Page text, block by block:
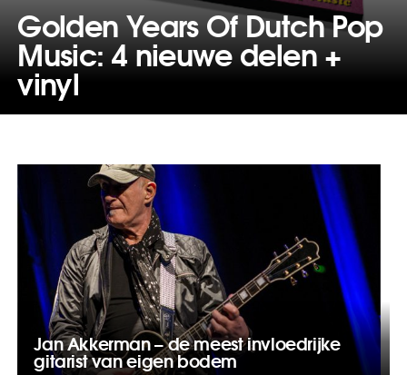
Golden Years Of Dutch Pop
Music: 4 nieuwe delen +
vinyl
Jan Akkerman – de meest invloedrijke
gitarist van eigen bodem